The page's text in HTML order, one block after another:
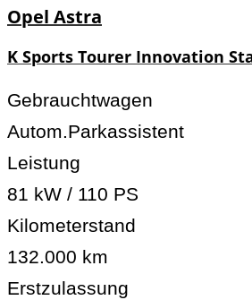
Opel Astra
K Sports Tourer Innovation
Gebrauchtwagen
Autom.Parkassistent
Leistung
81 kW / 110 PS
Kilometerstand
132.000 km
Erstzulassung